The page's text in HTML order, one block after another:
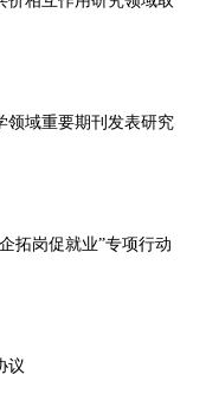
领域重要期刊发表研究
拓岗促就业”专项行动
议